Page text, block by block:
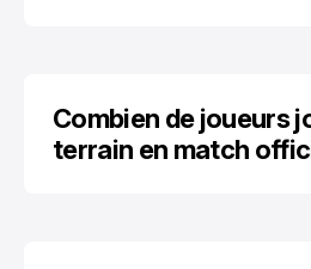
Combien de joueurs
terrain en match